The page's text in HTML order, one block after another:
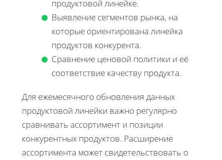
продуктовой линейке.
Выявление сегментов рынка, на
которые ориентирована линейка
продуктов конкурента.
Сравнение ценовой политики и её
соответствие качеству продукта.
Для ежемесячного обновления данных
продуктовой линейки важно регулярно
сравнивать ассортимент и позиции
конкурентных продуктов. Расширение
ассортимента может свидетельствовать о